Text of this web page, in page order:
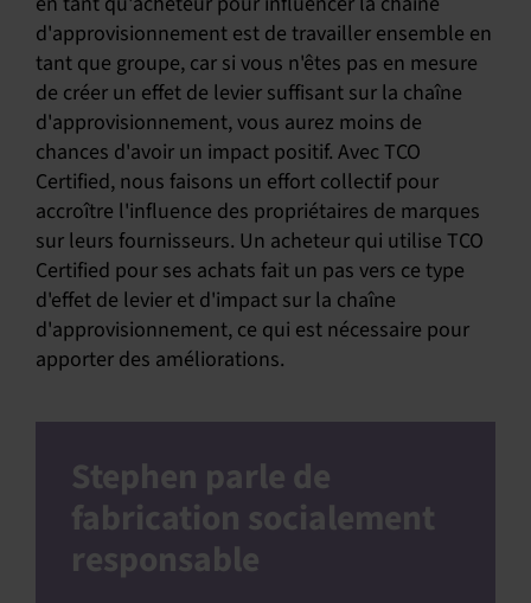
d'approvisionnement est de travailler ensemble en
tant que groupe, car si vous n'êtes pas en mesure
de créer un effet de levier suffisant sur la chaîne
d'approvisionnement, vous aurez moins de
chances d'avoir un impact positif. Avec TCO
Certified, nous faisons un effort collectif pour
accroître l'influence des propriétaires de marques
sur leurs fournisseurs. Un acheteur qui utilise TCO
Certified pour ses achats fait un pas vers ce type
d'effet de levier et d'impact sur la chaîne
d'approvisionnement, ce qui est nécessaire pour
apporter des améliorations.
Stephen parle de
fabrication socialement
responsable